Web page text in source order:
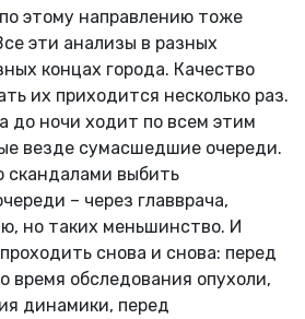
этому направлению тоже
эти анализы в разных
концах города. Качество
их приходится несколько раз.
до ночи ходит по всем этим
везде сумасшедшие очереди.
скандалами выбить
– через главврача,
но таких меньшинство. И
снова и снова: перед
время обследования опухоли,
динамики, перед